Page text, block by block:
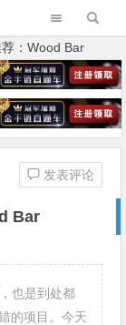
：Wood Bar
Bar
发表评论
也是到处都
的项目。今天